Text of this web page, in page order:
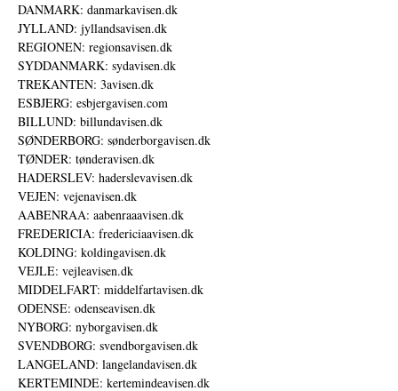
DANMARK: danmarkavisen.dk
JYLLAND: jyllandsavisen.dk
REGIONEN: regionsavisen.dk
SYDDANMARK: sydavisen.dk
TREKANTEN: 3avisen.dk
ESBJERG: esbjergavisen.com
BILLUND: billundavisen.dk
SØNDERBORG: sønderborgavisen.dk
TØNDER: tønderavisen.dk
HADERSLEV: haderslevavisen.dk
VEJEN: vejenavisen.dk
AABENRAA: aabenraaavisen.dk
FREDERICIA: fredericiaavisen.dk
KOLDING: koldingavisen.dk
VEJLE: vejleavisen.dk
MIDDELFART: middelfartavisen.dk
ODENSE: odenseavisen.dk
NYBORG: nyborgavisen.dk
SVENDBORG: svendborgavisen.dk
LANGELAND: langelandavisen.dk
KERTEMINDE: kertemindeavisen.dk